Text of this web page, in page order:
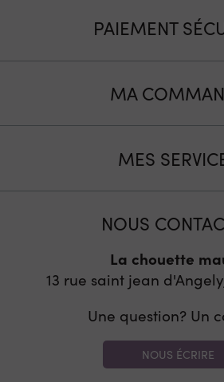
PAIEMENT
MA
MES
NOUS
La chouette
13 rue saint jean
Une question? Un
NOUS ÉCRIRE